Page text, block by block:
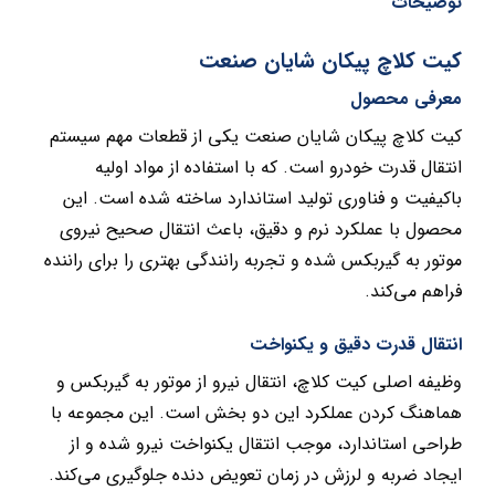
کیت کلاچ پیکان شایان صنعت
معرفی محصول
کیت کلاچ پیکان شایان صنعت یکی از قطعات مهم سیستم
انتقال قدرت خودرو است. که با استفاده از مواد اولیه
باکیفیت و فناوری تولید استاندارد ساخته شده است. این
محصول با عملکرد نرم و دقیق، باعث انتقال صحیح نیروی
موتور به گیربکس شده و تجربه رانندگی بهتری را برای راننده
فراهم می‌کند.
انتقال قدرت دقیق و یکنواخت
وظیفه اصلی کیت کلاچ، انتقال نیرو از موتور به گیربکس و
هماهنگ کردن عملکرد این دو بخش است. این مجموعه با
طراحی استاندارد، موجب انتقال یکنواخت نیرو شده و از
ایجاد ضربه و لرزش در زمان تعویض دنده جلوگیری می‌کند.